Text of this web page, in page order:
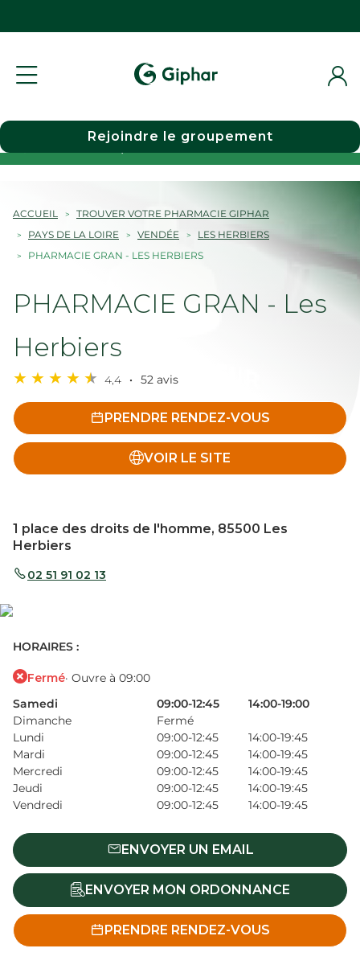
Choisir une pharmacie
Rejoindre le groupement
ACCUEIL
TROUVER VOTRE PHARMACIE GIPHAR
PAYS DE LA LOIRE
VENDÉE
LES HERBIERS
PHARMACIE GRAN - LES HERBIERS
PHARMACIE GRAN - Les
Herbiers
4,4 52 avis
PRENDRE RENDEZ-VOUS
VOIR LE SITE
1 place des droits de l'homme, 85500 Les
Herbiers
02 51 91 02 13
HORAIRES :
Fermé· Ouvre à 09:00
Samedi
09:00-12:45
14:00-19:00
Dimanche
Fermé
Lundi
09:00-12:45
14:00-19:45
Mardi
09:00-12:45
14:00-19:45
Mercredi
09:00-12:45
14:00-19:45
Jeudi
09:00-12:45
14:00-19:45
Vendredi
09:00-12:45 14:00-19:45
ENVOYER UN EMAIL
ENVOYER MON ORDONNANCE
PRENDRE RENDEZ-VOUS